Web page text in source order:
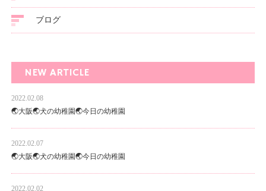
ブログ
NEW ARTICLE
2022.02.08
🌏大阪🌏犬の幼稚園🌏今日の幼稚園
2022.02.07
🌏大阪🌏犬の幼稚園🌏今日の幼稚園
2022.02.02